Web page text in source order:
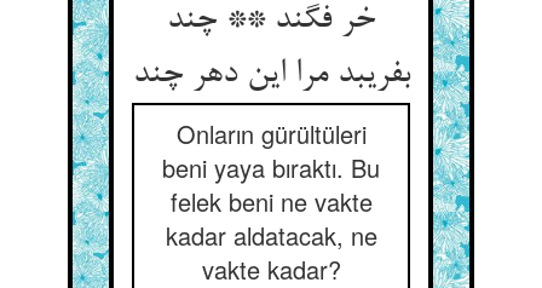
خر فگند ** چند
بفریبد مرا این دهر چند
Onların gürültüleri
beni yaya bıraktı. Bu
felek beni ne vakte
kadar aldatacak, ne
vakte kadar?